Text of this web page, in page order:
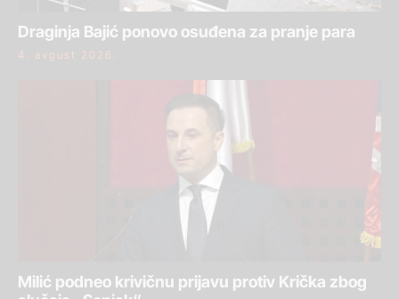
Draginja Bajić ponovo osuđena za pranje para
4. avgust 2026.
Milić podneo krivičnu prijavu protiv Krička zbog